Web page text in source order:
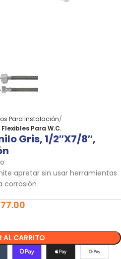
Para Instalación
Para W.C.
Gris, 1/2″x7/8″,
apretar sin usar herramientas
corrosión
77.00
AL CARRITO